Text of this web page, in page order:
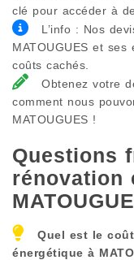
clé pour accéder à
L’info : Nos
MATOUGUES et
coûts cachés.
Obtenez votre
comment nous
MATOUGUES !
Questions
rénovation
Quel est le
énergétique à